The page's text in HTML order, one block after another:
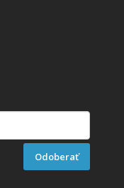
Odoberať